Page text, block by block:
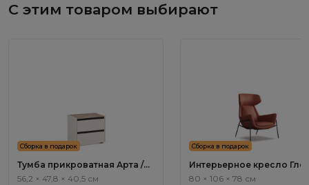
С этим товаром выбирают
Сборка в подарок
Тумба прикроватная Арта /
Arta AR1012.1
56,2 × 47,8 × 40,5 см
Сборка в подарок
Интерьерное кресло
Gleno ММ107.2
80 × 106 × 78 см